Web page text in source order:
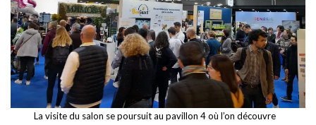
La visite du salon se poursuit au pavillon 4 où l’on découvre